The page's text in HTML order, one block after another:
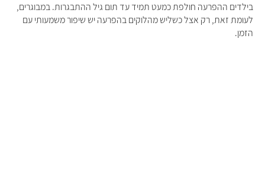
בילדים ההפרעה חולפת כמעט תמיד עד תום גיל ההתבגרות. במבוגרים,
לעומת זאת, רק אצל כשליש מהלוקים בהפרעה יש שיפור משמעותי עם
הזמן.